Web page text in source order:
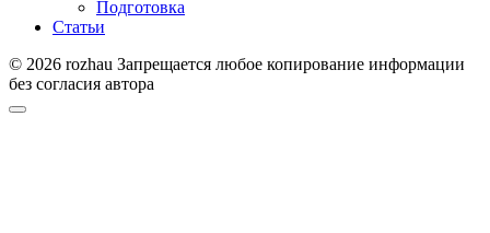
Подготовка
Статьи
© 2026 rozhau Запрещается любое копирование информации
без согласия автора